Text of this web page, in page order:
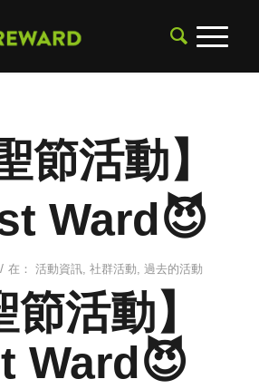
節活動】
Ward😈
/ 在： 活動資訊, 社群活動, 過去的活動
節活動】
Ward😈